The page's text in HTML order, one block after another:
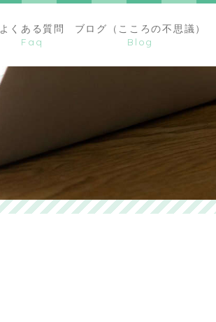
よくある質問 ブログ（こころの不思議）